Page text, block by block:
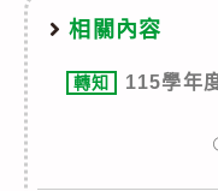
相關內容
轉知
115學年